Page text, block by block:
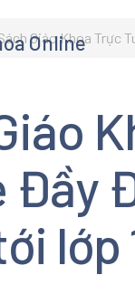
Online
Giáo Khoa Trực
Đầy
lớp